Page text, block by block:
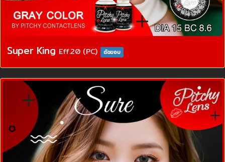
Super King Eff.20 (PC) ตัดขอบ